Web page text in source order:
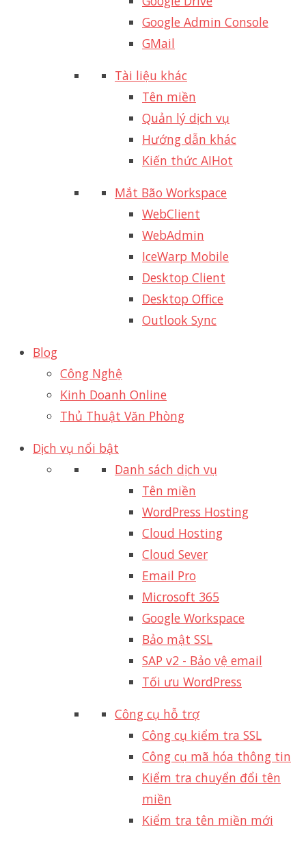
Google Admin Console
GMail
Tài liệu khác
Tên miền
Quản lý dịch vụ
Hướng dẫn khác
Kiến thức AIHot
Mắt Bão Workspace
WebClient
WebAdmin
IceWarp Mobile
Desktop Client
Desktop Office
Outlook Sync
Blog
Công Nghệ
Kinh Doanh Online
Thủ Thuật Văn Phòng
Dịch vụ nổi bật
Danh sách dịch vụ
Tên miền
WordPress Hosting
Cloud Hosting
Cloud Sever
Email Pro
Microsoft 365
Google Workspace
Bảo mật SSL
SAP v2 - Bảo vệ email​
Tối ưu WordPress
Công cụ hỗ trợ
Công cụ kiểm tra SSL
Công cụ mã hóa thông tin
Kiểm tra chuyển đổi tên
miền
Kiểm tra tên miền mới